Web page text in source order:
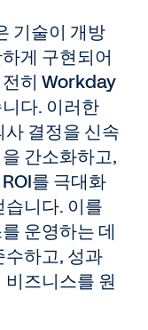
기술이 개방
게 구현되어
히 Workday
다. 이러한
결정을 신속
간소화하고,
를 극대화
니다. 이를
운영하는 데
수하고, 성과
즈니스를 원